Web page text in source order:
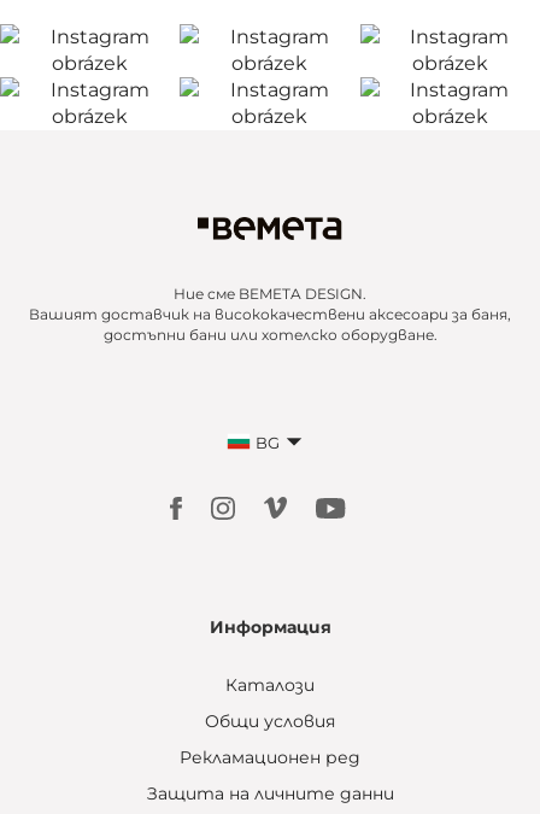
Ние сме BEMETA DESIGN.
Вашият доставчик на висококачествени аксесоари за баня,
достъпни бани или хотелско оборудване.
BG
Информация
Каталози
Общи условия
Рекламационен ред
Защита на личните данни